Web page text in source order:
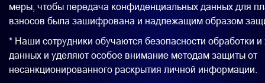
меры, чтобы передача конфиденциальных данных для
взносов была зашифрована и надлежащим образом
* Наши сотрудники обучаются безопасности обработки и
данных и уделяют особое внимание методам защиты от
несанкционированного раскрытия личной информации.